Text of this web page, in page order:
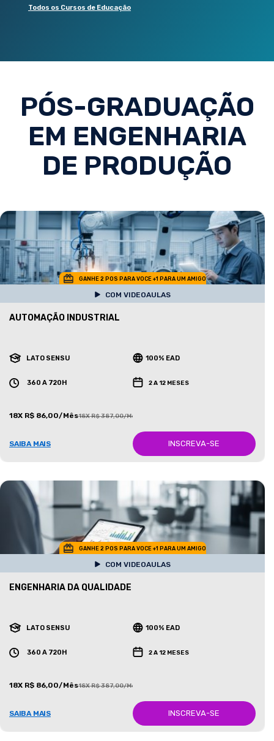
Todos os Cursos de Educação
PÓS-GRADUAÇÃO
EM ENGENHARIA
DE PRODUÇÃO
GANHE 2 POS PARA VOCE +1 PARA UM AMIGO
COM VIDEOAULAS
AUTOMAÇÃO INDUSTRIAL
LATO SENSU 100% EAD
360 A 720H 2 A 12 MESES
18X R$ 86,00/Mês18X R$ 387,00/Mês
SAIBA MAIS INSCREVA-SE
GANHE 2 POS PARA VOCE +1 PARA UM AMIGO
COM VIDEOAULAS
ENGENHARIA DA QUALIDADE
LATO SENSU 100% EAD
360 A 720H 2 A 12 MESES
18X R$ 86,00/Mês18X R$ 387,00/Mês
SAIBA MAIS INSCREVA-SE